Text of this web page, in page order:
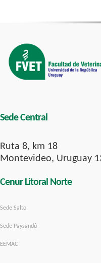
Sede Central
Ruta 8, km 18
Montevideo, Uruguay
Cenur Litoral Norte
Sede Salto
Sede Paysandú
EEMAC